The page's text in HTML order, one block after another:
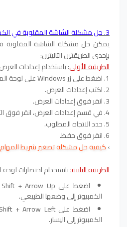
3. حل مشكلة الشاشة المقلوبة في الكمبيوتر رأسا على عقب
يمكن حل مشكلة الشاشة المقلوبة
بإحدى الطريقتين التاليتين:
الطريقة الأولى: باستخدام إعدادات العرض
1. اضغط على زر Windows على لوحة المفاتيح.
2. اكتب إعدادات العرض.
3. انقر فوق إعدادات العرض.
4. في قسم إعدادات العرض، انقر فوق التدوير.
5. حدد الاتجاه المطلوب.
6. انقر فوق حفظ.
›كيفية حل مشكلة تصغير شريط المهام
الطريقة الثانية:باستخدام اختصارات لوحة
الكمبيوتر إلى وضعها الطبيعي.
الكمبيوتر إلى اليسار.